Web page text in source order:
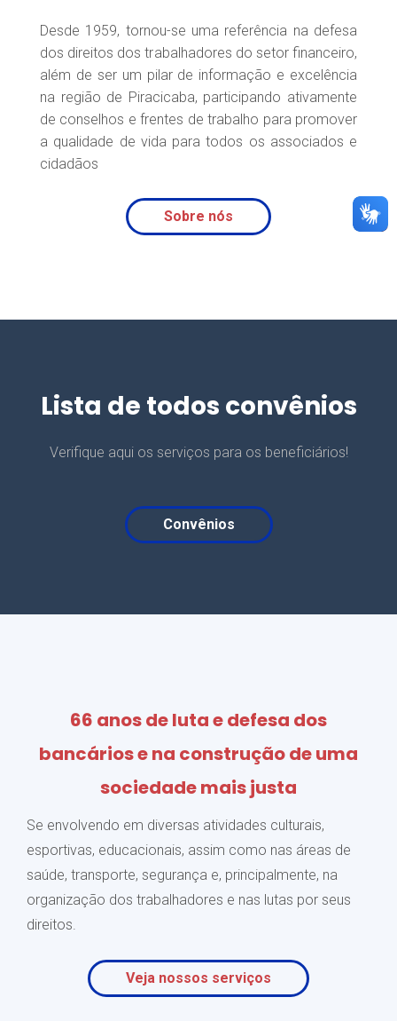
Desde 1959, tornou-se uma referência na defesa
dos direitos dos trabalhadores do setor financeiro,
além de ser um pilar de informação e excelência
na região de Piracicaba, participando ativamente
de conselhos e frentes de trabalho para promover
a qualidade de vida para todos os associados e
cidadãos
Sobre nós
Lista de todos convênios
Verifique aqui os serviços para os beneficiários!
Convênios
66 anos de luta e defesa dos
bancários e na construção de uma
sociedade mais justa
Se envolvendo em diversas atividades culturais,
esportivas, educacionais, assim como nas áreas de
saúde, transporte, segurança e, principalmente, na
organização dos trabalhadores e nas lutas por seus
direitos.
Veja nossos serviços